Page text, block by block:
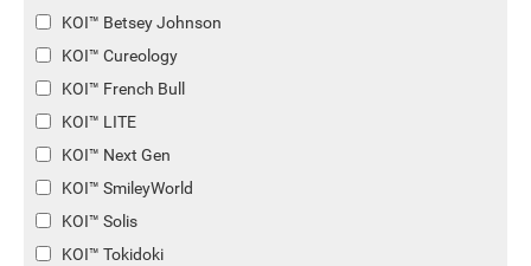
KOI™ Betsey Johnson
KOI™ Cureology
KOI™ French Bull
KOI™ LITE
KOI™ Next Gen
KOI™ SmileyWorld
KOI™ Solis
KOI™ Tokidoki